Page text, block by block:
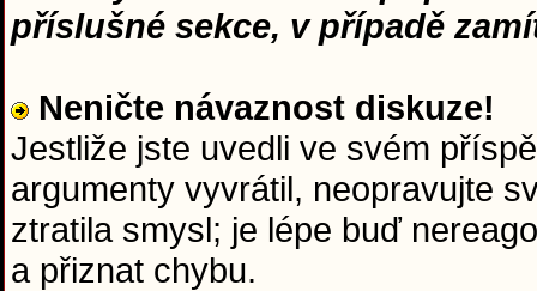
příslušné sekce, v případě
Neničte návaznost diskuze!
Jestliže jste uvedli ve svém
argumenty vyvrátil, neopravujte
ztratila smysl; je lépe buď
a přiznat chybu.